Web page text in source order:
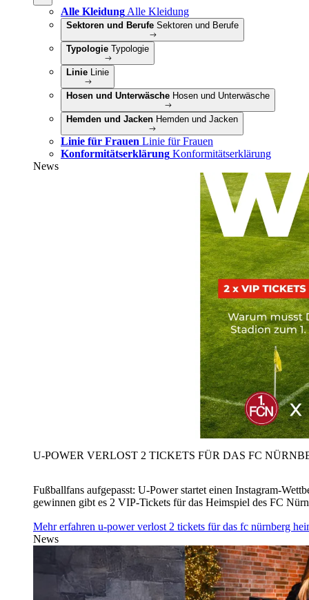
Alle Kleidung Alle Kleidung
Sektoren und Berufe Sektoren und Berufe
Typologie Typologie
Linie Linie
Hosen und Unterwäsche Hosen und Unterwäsche
Hemden und Jacken Hemden und Jacken
Linie für Frauen Linie für Frauen
Konformitätserklärung Konformitätserklärung
News
U‑POWER VERLOST 2 TICKETS FÜR DAS FC
Fußballfans aufgepasst: U‑Power startet einen Instagram-
gewinnen gibt es 2 VIP-Tickets für das Heimspiel des FC
Mehr erfahren u‑power verlost 2 tickets für das fc nürnberg
News